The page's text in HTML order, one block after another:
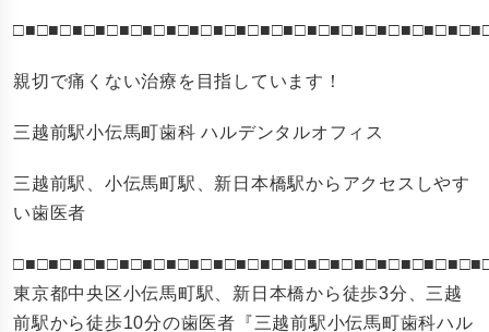
親切で痛くない治療を目指しています！
三越前駅小伝馬町歯科 ハルデンタルオフィス
三越前駅、小伝馬町駅、新日本橋駅からアクセスしやす
い歯医者
東京都中央区小伝馬町駅、新日本橋から徒歩3分、三越
前駅から徒歩10分の歯医者『三越前駅小伝馬町歯科ハル